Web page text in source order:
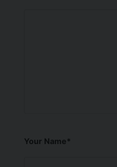
Your Name*